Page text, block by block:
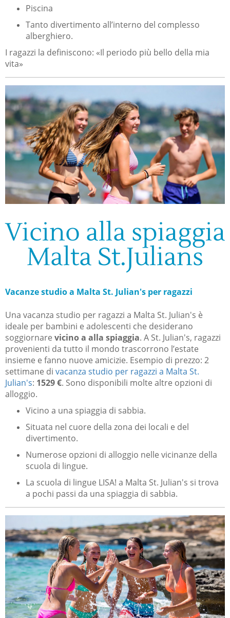
Piscina
Tanto divertimento all’interno del complesso
alberghiero.
I ragazzi la definiscono: «Il periodo più bello della mia
vita»
Vicino alla spiaggia
Malta St.Julians
Vacanze studio a Malta St. Julian's per ragazzi
Una vacanza studio per ragazzi a Malta St. Julian's è
ideale per bambini e adolescenti che desiderano
soggiornare vicino a alla spiaggia. A St. Julian's, ragazzi
provenienti da tutto il mondo trascorrono l’estate
insieme e fanno nuove amicizie. Esempio di prezzo: 2
settimane di vacanza studio per ragazzi a Malta St.
Julian's: 1529 €. Sono disponibili molte altre opzioni di
alloggio.
Vicino a una spiaggia di sabbia.
Situata nel cuore della zona dei locali e del
divertimento.
Numerose opzioni di alloggio nelle vicinanze della
scuola di lingue.
La scuola di lingue LISA! a Malta St. Julian's si trova
a pochi passi da una spiaggia di sabbia.